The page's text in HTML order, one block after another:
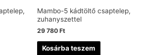
Mambo-5 kádtöltő csaptelep,
zuhanyszettel
29 780 Ft
Kosárba teszem